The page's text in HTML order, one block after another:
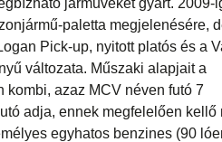
paletta megjelenésére,
Pick-up, nyitott platós és a
változata. Műszaki alapjait a
kombi, azaz MCV néven futó 7
adja, ennek megfelelően kellő
egyhatos benzines (90